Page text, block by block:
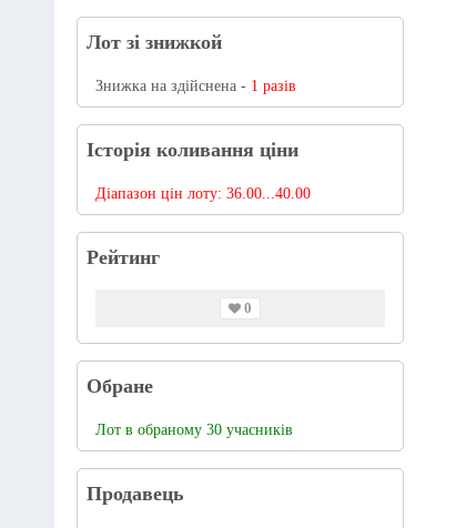
Лот зі знижкой
Знижка на здійснена - 1 разів
Історія коливання ціни
Діапазон цін лоту: 36.00...40.00
Рейтинг
0
Обране
Лот в обраному 30 учасників
Продавець